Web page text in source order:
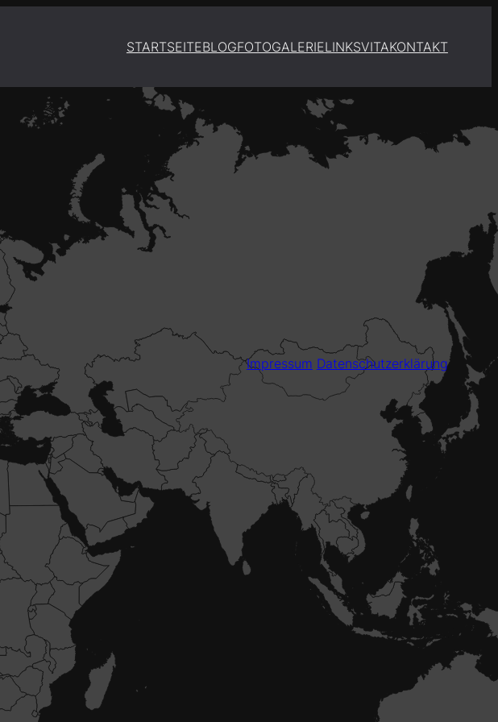
STARTSEITEBLOGFOTOGALERIELINKSVITAKONTAKT
Impressum Datenschutzerklärung